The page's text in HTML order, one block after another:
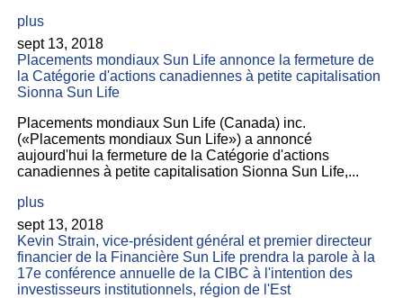
plus
sept 13, 2018
Placements mondiaux Sun Life annonce la fermeture de
la Catégorie d'actions canadiennes à petite capitalisation
Sionna Sun Life
Placements mondiaux Sun Life (Canada) inc.
(«Placements mondiaux Sun Life») a annoncé
aujourd'hui la fermeture de la Catégorie d'actions
canadiennes à petite capitalisation Sionna Sun Life,...
plus
sept 13, 2018
Kevin Strain, vice-président général et premier directeur
financier de la Financière Sun Life prendra la parole à la
17e conférence annuelle de la CIBC à l'intention des
investisseurs institutionnels, région de l'Est